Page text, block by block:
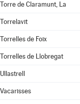
Torre de Claramunt, La
Torrelavit
Torrelles de Foix
Torrelles de Llobregat
Ullastrell
Vacarisses